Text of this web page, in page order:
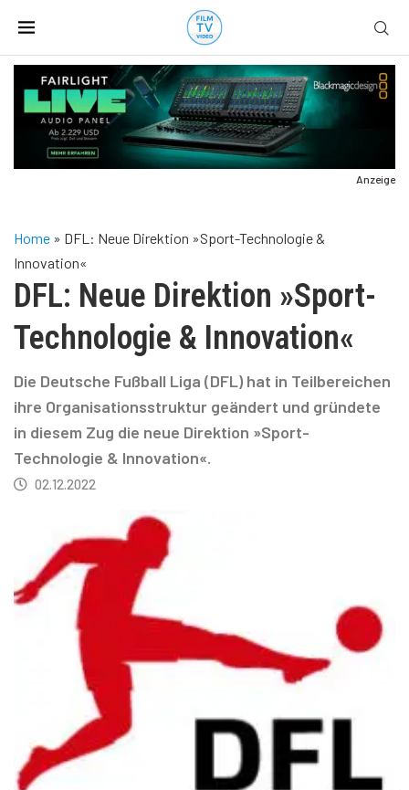
Anzeige
Home » DFL: Neue Direktion »Sport-Technologie &
Innovation«
DFL: Neue Direktion »Sport-
Technologie & Innovation«
Die Deutsche Fußball Liga (DFL) hat in Teilbereichen
ihre Organisationsstruktur geändert und gründete
in diesem Zug die neue Direktion »Sport-
Technologie & Innovation«.
02.12.2022